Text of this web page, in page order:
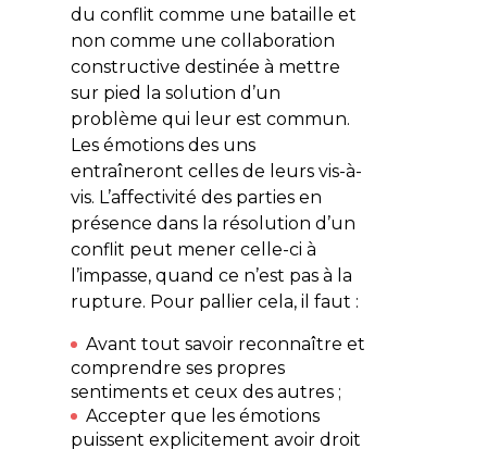
du conflit comme une bataille et
non comme une collaboration
constructive destinée à mettre
sur pied la solution d’un
problème qui leur est commun.
Les émotions des uns
entraîneront celles de leurs vis-à-
vis. L’affectivité des parties en
présence dans la résolution d’un
conflit peut mener celle-ci à
l’impasse, quand ce n’est pas à la
rupture. Pour pallier cela, il faut :
Avant tout savoir reconnaître et
comprendre ses propres
sentiments et ceux des autres ;
Accepter que les émotions
puissent explicitement avoir droit